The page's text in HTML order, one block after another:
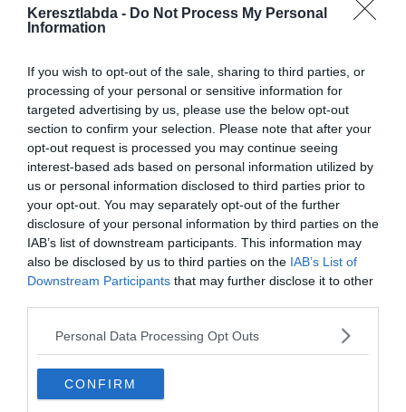
Keresztlabda - Do Not Process My Personal
Information
If you wish to opt-out of the sale, sharing to third parties, or
processing of your personal or sensitive information for
targeted advertising by us, please use the below opt-out
section to confirm your selection. Please note that after your
opt-out request is processed you may continue seeing
interest-based ads based on personal information utilized by
us or personal information disclosed to third parties prior to
your opt-out. You may separately opt-out of the further
disclosure of your personal information by third parties on the
IAB’s list of downstream participants. This information may
also be disclosed by us to third parties on the IAB’s List of
Downstream Participants that may further disclose it to other
Personal Data Processing Opt Outs
CONFIRM
Mi a megoldás?
32
26